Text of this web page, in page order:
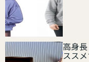
高身
スス